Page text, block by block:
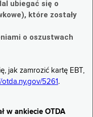
ubiegać się o
które zostały
o oszustwach
jak zamrozić kartę EBT,
otda.ny.gov/5261 .
w ankiecie OTDA